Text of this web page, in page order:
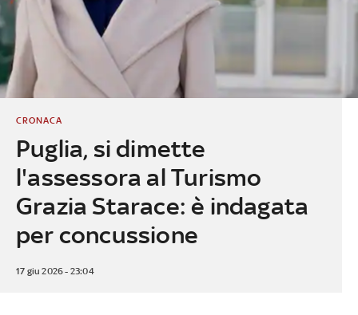
Puglia, si dimette
l'assessora al Turismo
Grazia Starace: è indagata
per concussione
CRONACA
17 giu 2026 - 23:04